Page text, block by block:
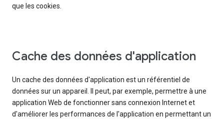
que les cookies.
Cache des données d'application
Un cache des données d'application est un référentiel de
données sur un appareil. Il peut, par exemple, permettre à une
application Web de fonctionner sans connexion Internet et
d'améliorer les performances de l'application en permettant un